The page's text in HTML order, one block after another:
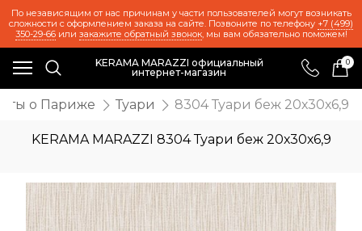
По независящим от нас причинам у части пользователей могут возникать
сложности с оформлением заказа на сайте. Позвоните по телефону +7 (499)
350-29-66или закажите обратный звонок, мы вам обязательно поможем!
KERAMA MARAZZI официальный
интернет-магазин
0
о Париже Туари 8304 Туари беж 20х30х6,9
KERAMA MARAZZI 8304 Туари беж 20х30х6,9